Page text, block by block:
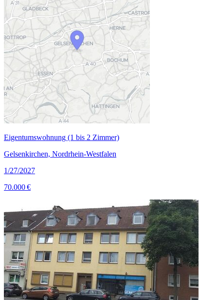
Eigentumswohnung (1 bis 2 Zimmer)
Gelsenkirchen, Nordrhein-Westfalen
1/27/2027
70.000 €